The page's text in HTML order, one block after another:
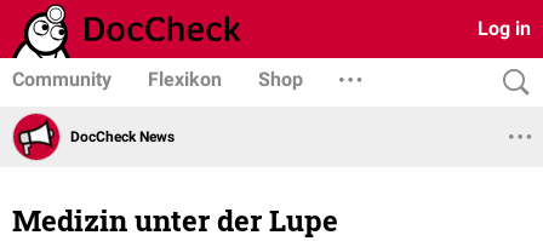
Log in
Community Flexikon Shop
DocCheck News
Medizin unter der Lupe